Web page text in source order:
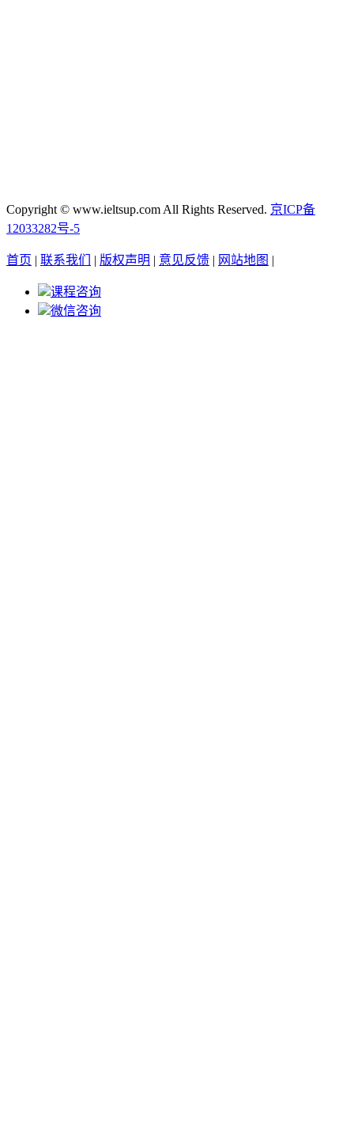
Copyright © www.ieltsup.com All Rights Reserved. 京ICP备
12033282号-5
首页 | 联系我们 | 版权声明 | 意见反馈 | 网站地图 |
课程咨询
微信咨询